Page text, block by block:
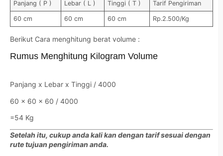
Panjang ( P ) Lebar ( L ) Tinggi ( T ) Tarif Pengiriman
60 cm 60 cm 60 cm Rp.2.500/Kg
Berikut Cara menghitung berat volume :
Rumus Menghitung Kilogram Volume
Panjang x Lebar x Tinggi / 4000
60 x 60 x 60 / 4000
=54 Kg
Setelah itu, cukup anda kali kan dengan tarif sesuai dengan
rute tujuan pengiriman anda.